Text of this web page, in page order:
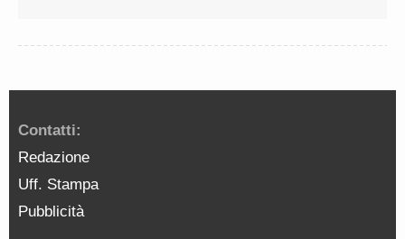
Contatti:
Redazione
Uff. Stampa
Pubblicità